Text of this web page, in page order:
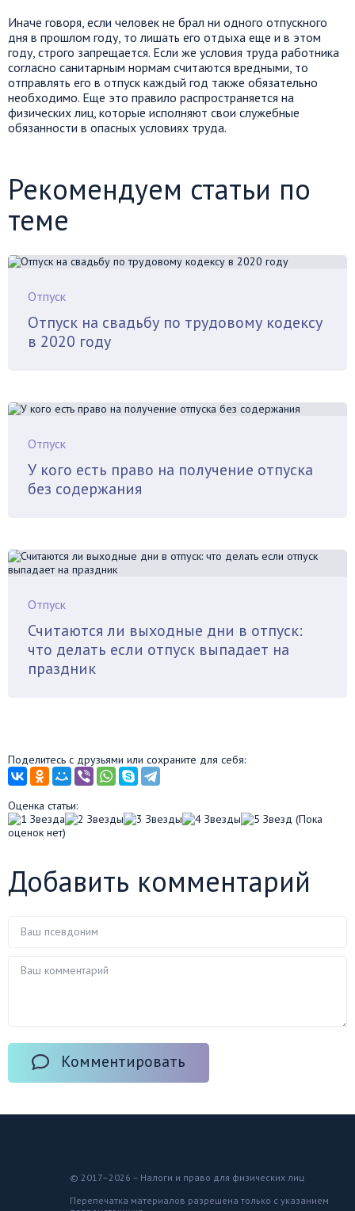
Иначе говоря, если человек не брал ни одного отпускного
дня в прошлом году, то лишать его отдыха еще и в этом
году, строго запрещается. Если же условия труда работника
согласно санитарным нормам считаются вредными, то
отправлять его в отпуск каждый год также обязательно
необходимо. Еще это правило распространяется на
физических лиц, которые исполняют свои служебные
обязанности в опасных условиях труда.
Рекомендуем статьи по
теме
Отпуск
Отпуск на свадьбу по трудовому кодексу
в 2020 году
Отпуск
У кого есть право на получение отпуска
без содержания
Отпуск
Считаются ли выходные дни в отпуск:
что делать если отпуск выпадает на
праздник
Поделитесь с друзьями или сохраните для себя:
Оценка статьи:
(Пока
оценок нет)
Добавить комментарий
Комментировать
© 2017–2026 – Налоги и право для физических лиц
Перепечатка материалов разрешена только с указанием